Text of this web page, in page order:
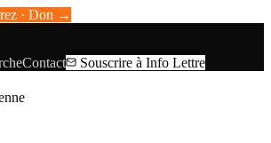
· Don →
Contact Souscrire à Info Lettre